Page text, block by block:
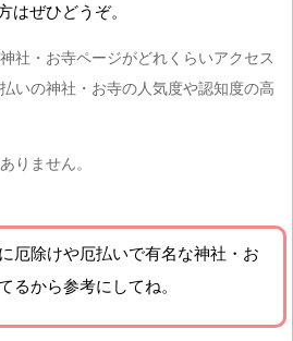
はぜひどうぞ。
社・お寺ページがどれくらいアクセス
いの神社・お寺の人気度や認知度の高
りません。
厄除けや厄払いで有名な神社・お
るから参考にしてね。